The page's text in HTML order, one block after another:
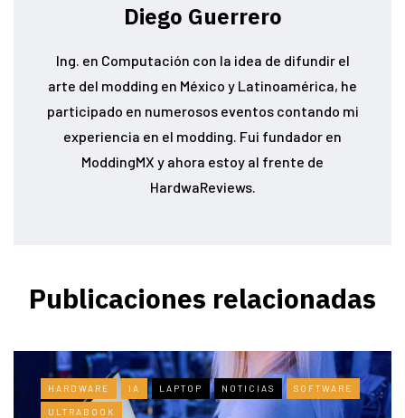
Diego Guerrero
Ing. en Computación con la idea de difundir el
arte del modding en México y Latinoamérica, he
participado en numerosos eventos contando mi
experiencia en el modding. Fui fundador en
ModdingMX y ahora estoy al frente de
HardwaReviews.
Publicaciones relacionadas
HARDWARE IA LAPTOP NOTICIAS SOFTWARE
ULTRABOOK